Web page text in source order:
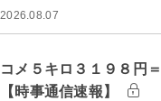
2026.08.07
コメ５キロ３１９８円
【時事通信速報】